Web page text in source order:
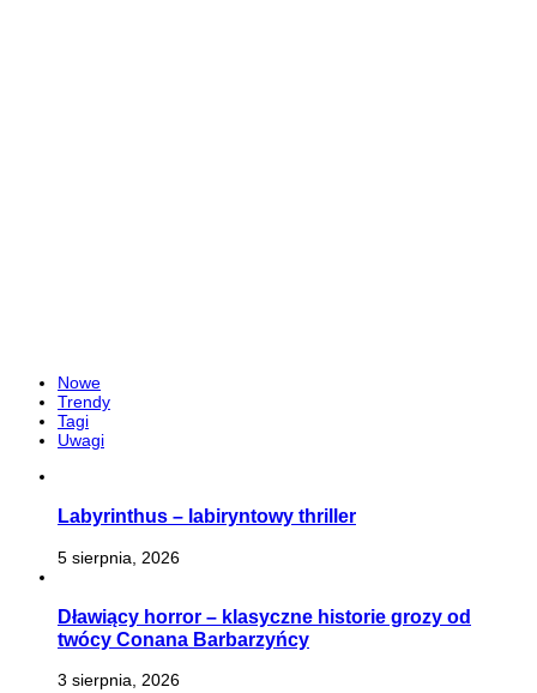
Nowe
Trendy
Tagi
Uwagi
Labyrinthus – labiryntowy thriller
5 sierpnia, 2026
Dławiący horror – klasyczne historie grozy od
twócy Conana Barbarzyńcy
3 sierpnia, 2026